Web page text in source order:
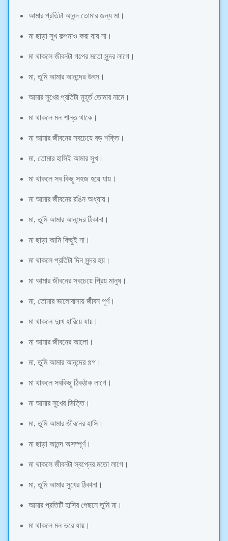
আমার প্রতিটা আনন্দ তোমার জন্য মা।
মা ছাড়া সুখ কল্পনাও করা যায় না।
মা থাকলে জীবনটা গল্পের মতো সুন্দর লাগে।
মা, তুমি আমার আনন্দের উৎস।
আমার সুখের প্রতিটা মুহূর্ত তোমার নামে।
মা থাকলে মন শান্ত থাকে।
মা আমার জীবনের সবচেয়ে বড় শক্তি।
মা, তোমার হাসিই আমার সুখ।
মা থাকলে সব কিছু সহজ হয়ে যায়।
মা আমার জীবনের রঙিন অধ্যায়।
মা, তুমি আমার আনন্দের ঠিকানা।
মা ছাড়া আমি কিছুই না।
মা থাকলে প্রতিটা দিন সুন্দর হয়।
মা আমার জীবনের সবচেয়ে প্রিয় মানুষ।
মা, তোমার ভালোবাসায় জীবন পূর্ণ।
মা থাকলে দুঃখ হারিয়ে যায়।
মা আমার জীবনের আলো।
মা, তুমি আমার আনন্দের গল্প।
মা থাকলে সবকিছু ঠিকঠাক লাগে।
মা আমার সুখের ভিত্তি।
মা, তুমি আমার জীবনের হাসি।
মা ছাড়া আনন্দ অসম্পূর্ণ।
মা থাকলে জীবনটা স্বপ্নের মতো লাগে।
মা, তুমি আমার সুখের ঠিকানা।
আমার প্রতিটি হাসির পেছনে তুমি মা।
মা থাকলে মন ভরে যায়।